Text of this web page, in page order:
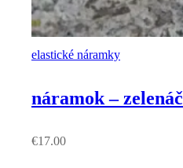
elastické náramky
náramok – zelenáč
€17.00